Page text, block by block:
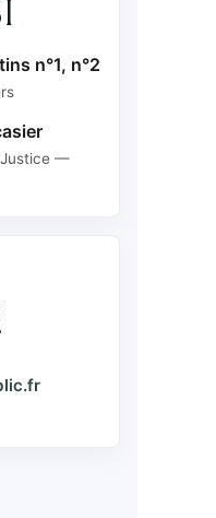
n°1, n°2
Justice —